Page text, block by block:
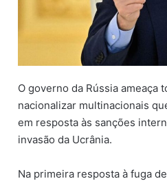
a
i
l
O governo da Rússia ameaça
nacionalizar multinacionais
em resposta às sanções
invasão da Ucrânia.
Na primeira resposta à fuga